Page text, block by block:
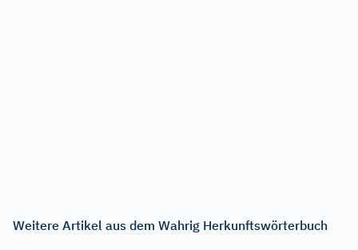
Weitere Artikel aus dem Wahrig Herkunftswörterbuch